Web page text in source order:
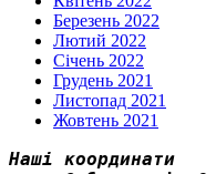
Березень 2022
Лютий 2022
Січень 2022
Грудень 2021
Листопад 2021
Жовтень 2021
Наші координати